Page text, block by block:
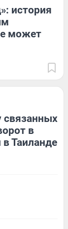
история
может
связанных
в
в Таиланде